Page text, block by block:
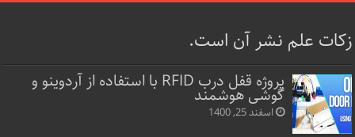
زکات علم نشر آن است.
پروژه قفل‌ درب RFID با استفاده از آردوینو و
گوشی هوشمند
اسفند 25, 1400